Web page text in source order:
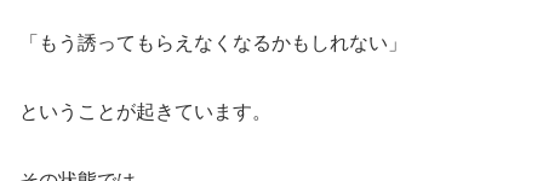
「もう誘ってもらえなくなるかもしれない」
ということが起きています。